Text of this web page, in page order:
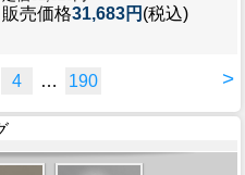
販売価格31,683円 (税込)
>
4 … 190